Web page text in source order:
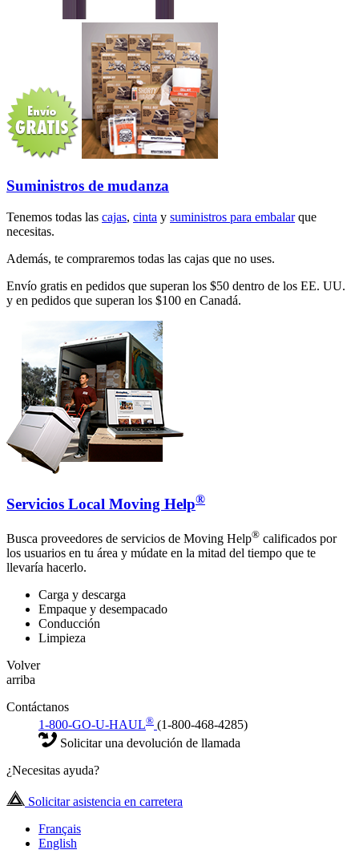
Suministros de mudanza
Tenemos todas las cajas, cinta y suministros para embalarque
necesitas.
Además, te compraremos todas las cajas que no uses.
Envío gratis en pedidos que superan los $50 dentro de los EE. UU.
y en pedidos que superan los $100 en Canadá.
Servicios Local Moving Help®
Busca proveedores de servicios de Moving Help® calificados por
los usuarios en tu área y múdate en la mitad del tiempo que te
llevaría hacerlo.
Carga y descarga
Empaque y desempacado
Conducción
Limpieza
Volver
arriba
Contáctanos
1-800-GO-U-HAUL® (1-800-468-4285)
Solicitar una devolución de llamada
¿Necesitas ayuda?
Solicitar asistencia en carretera
Français
English